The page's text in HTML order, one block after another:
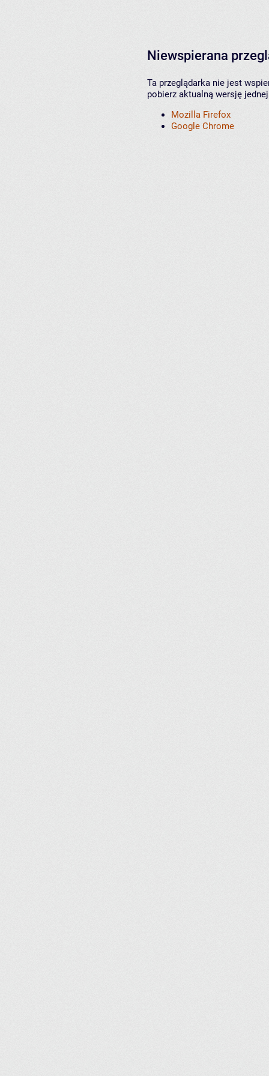
Niewspierana
Ta przeglądarka nie jest
pobierz aktualną wersję
Mozilla Firefox
Google Chrome